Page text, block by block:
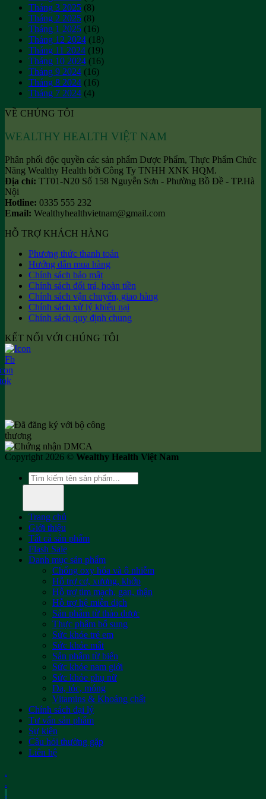
Tháng 3 2025 (8)
Tháng 2 2025 (8)
Tháng 1 2025 (16)
Tháng 12 2024 (18)
Tháng 11 2024 (19)
Tháng 10 2024 (16)
Tháng 9 2024 (16)
Tháng 8 2024 (16)
Tháng 7 2024 (4)
VỀ CHÚNG TÔI
WEALTHY HEALTH VIỆT NAM
Phân phối độc quyền các sản phẩm Dược Phẩm, Thực Phẩm Chức
Năng Wealthy Health bởi Công Ty TNHH XNK HQM.
Địa chỉ: TT01-N20 Số 158 Nguyễn Sơn - Phường Bồ Đề - TP.Hà
Nội
Hotline: 0335 555 232
Email: Wealthyhealthvietnam@gmail.com
HỖ TRỢ KHÁCH HÀNG
Phương thức thanh toán
Hướng dẫn mua hàng
Chính sách bảo mật
Chính sách đổi trả, hoàn tiền
Chính sách vận chuyển, giao hàng
Chính sách xử lý khiếu nại
Chính sách quy định chung
KẾT NỐI VỚI CHÚNG TÔI
Copyright 2026 © Wealthy Health Việt Nam
Tìm
kiếm:
Trang chủ
Giới thiệu
Tất cả sản phẩm
Flash Sale
Danh mục sản phẩm
Chống oxy hóa và ô nhiễm
Hỗ trợ cơ, xương, khớp
Hỗ trợ tim mạch, gan, thận
Hỗ trợ hệ miễn dịch
Sản phẩm từ thảo dược
Thực phẩm bổ sung
Sức khỏe trẻ em
Sức khỏe mắt
Sản phẩm từ biển
Sức khỏe nam giới
Sức khỏe phụ nữ
Da, tóc, móng
Vitamins & Khoáng chất
Chính sách đại lý
Tư vấn sản phẩm
Sự kiện
Câu hỏi thường gặp
Liên hệ
.
.
.